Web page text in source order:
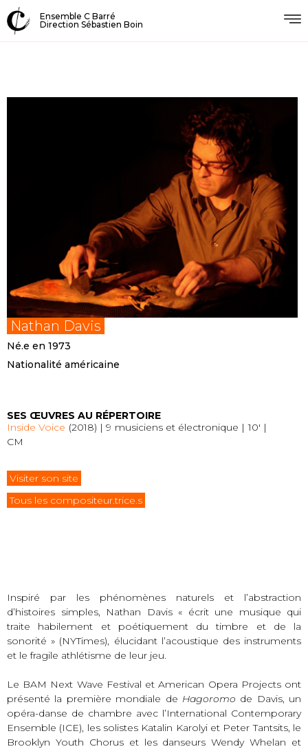
Ensemble C Barré
Direction Sébastien Boin
Nathan Davis
Né.e en 1973
Nationalité américaine
SES ŒUVRES AU RÉPERTOIRE
Inside Voice (2018) | 9 musiciens et électronique | 10′ |
CM
Visiter son site
Tous les compositeur.trice.s
Inspiré par les phénomènes naturels et l’abstraction
d’histoires simples, Nathan Davis « écrit une musique qui
traite habilement et poétiquement du timbre et de la
sonorité » (NYTimes), élucidant l’acoustique des instruments
et le fragile athlétisme de leur jeu.
Le BAM Next Wave Festival et American Opera Projects ont
présenté la première mondiale de Hagoromo de Davis, un
opéra-danse de chambre avec l’International Contemporary
Ensemble (ICE), les solistes Katalin Karolyi et Peter Tantsits, le
Brooklyn Youth Chorus et les danseurs Wendy Whelan et